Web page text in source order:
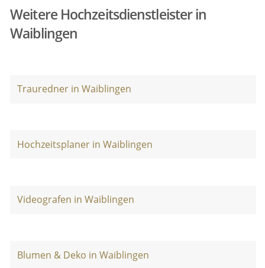
Weitere Hochzeitsdienstleister in
Waiblingen
Trauredner in Waiblingen
Hochzeitsplaner in Waiblingen
Videografen in Waiblingen
Blumen & Deko in Waiblingen